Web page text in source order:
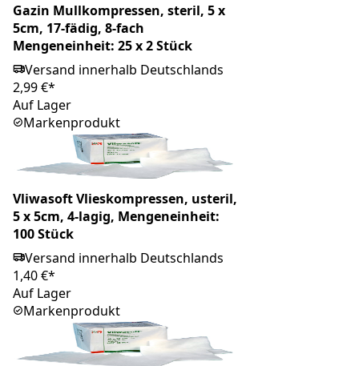
Gazin Mullkompressen, steril, 5 x
5cm, 17-fädig, 8-fach
Mengeneinheit: 25 x 2 Stück
Versand innerhalb Deutschlands
2,99 €*
Auf Lager
Markenprodukt
Vliwasoft Vlieskompressen, usteril,
5 x 5cm, 4-lagig, Mengeneinheit:
100 Stück
Versand innerhalb Deutschlands
1,40 €*
Auf Lager
Markenprodukt